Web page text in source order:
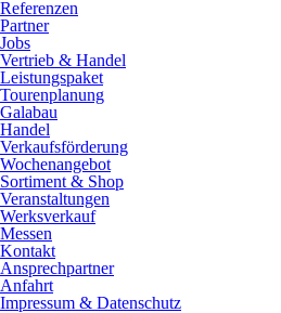
Referenzen
Partner
Jobs
Vertrieb & Handel
Leistungspaket
Tourenplanung
Galabau
Handel
Verkaufsförderung
Wochenangebot
Sortiment & Shop
Veranstaltungen
Werksverkauf
Messen
Kontakt
Ansprechpartner
Anfahrt
Impressum & Datenschutz